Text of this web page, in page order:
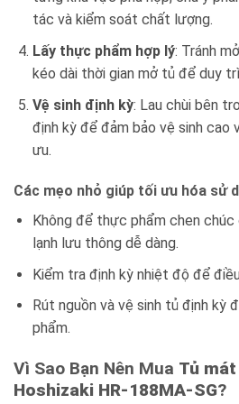
tác và kiểm soát chất lượng.
Lấy thực phẩm hợp lý: Tránh
kéo dài thời gian mở tủ để duy
Vệ sinh định kỳ: Lau chùi bên
định kỳ để đảm bảo vệ sinh cao
ưu.
Các mẹo nhỏ giúp tối ưu hóa sử
Không để thực phẩm chen
lạnh lưu thông dễ dàng.
Kiểm tra định kỳ nhiệt độ để
Rút nguồn và vệ sinh tủ định kỳ
phẩm.
Vì Sao Bạn Nên Mua Tủ
Hoshizaki HR-188MA-SG?